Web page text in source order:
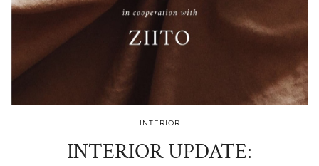
INTERIOR
INTERIOR UPDATE: